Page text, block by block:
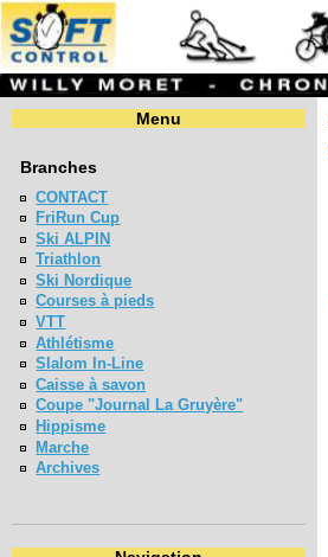
Menu
Branches
CONTACT
FriRun Cup
Ski ALPIN
Triathlon
Ski Nordique
Courses à pieds
VTT
Athlétisme
Slalom In-Line
Caisse à savon
Coupe "Journal La Gruyère"
Hippisme
Marche
Archives